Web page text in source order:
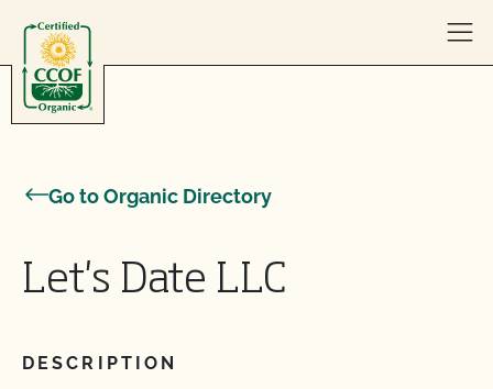
Go to Organic Directory
Let's Date LLC
DESCRIPTION